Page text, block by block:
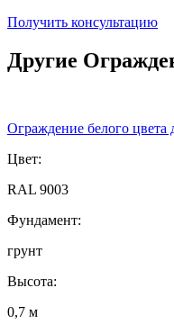
Получить консультацию
Другие
Ограждение белого цвета
Цвет:
RAL 9003
Фундамент:
грунт
Высота:
0,7 м